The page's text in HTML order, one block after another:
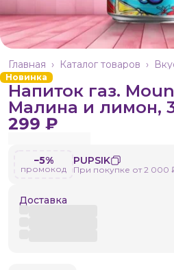
Каталог товаров ›
Главная ›
Новинка
Напиток газ.
Малина и лимон,
299 ₽
−5%
промокод
PUPSIK
При покупке от 2 000
Доставка